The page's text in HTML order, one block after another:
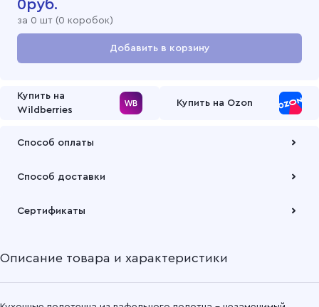
0руб.
за 0 шт (0 коробок)
Добавить в корзину
Купить на
Wildberries
Купить на Ozon
Способ оплаты
Способ доставки
наших складов или через транспортную компанию на Ваш
Подробнее
Сертификаты
Описание товара и характеристики